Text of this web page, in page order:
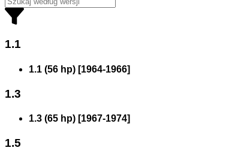
1.1
1.1 (56 hp) [1964-1966]
1.3
1.3 (65 hp) [1967-1974]
1.5